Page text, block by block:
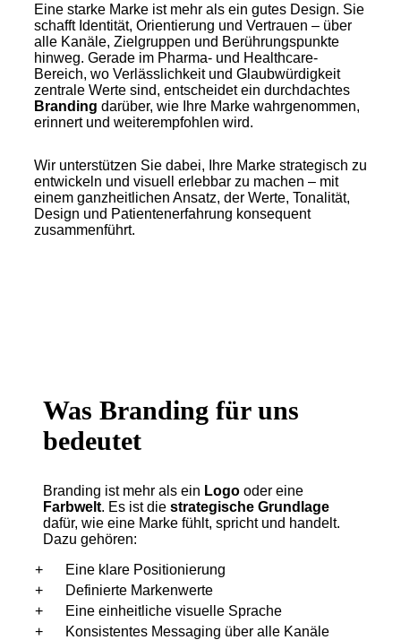
Eine starke Marke ist mehr als ein gutes Design. Sie
schafft Identität, Orientierung und Vertrauen – über
alle Kanäle, Zielgruppen und Berührungspunkte
hinweg. Gerade im Pharma- und Healthcare-
Bereich, wo Verlässlichkeit und Glaubwürdigkeit
zentrale Werte sind, entscheidet ein durchdachtes
Branding darüber, wie Ihre Marke wahrgenommen,
erinnert und weiterempfohlen wird.
Wir unterstützen Sie dabei, Ihre Marke strategisch zu
entwickeln und visuell erlebbar zu machen – mit
einem ganzheitlichen Ansatz, der Werte, Tonalität,
Design und Patientenerfahrung konsequent
zusammenführt.
Was Branding für uns
bedeutet
Branding ist mehr als ein Logo oder eine
Farbwelt. Es ist die strategische Grundlage
dafür, wie eine Marke fühlt, spricht und handelt.
Dazu gehören:
Eine klare Positionierung
Definierte Markenwerte
Eine einheitliche visuelle Sprache
Konsistentes Messaging über alle Kanäle